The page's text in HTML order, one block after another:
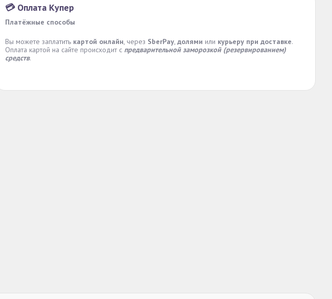
💳 Оплата Купер
Платёжные способы
Вы можете заплатить картой онлайн, через SberPay, долями или курьеру при доставке.
Оплата картой на сайте происходит с предварительной заморозкой (резервированием)
средств.